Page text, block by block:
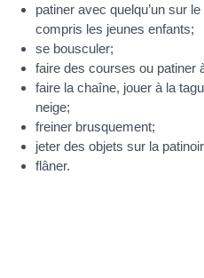
patiner avec quelqu’un sur
compris les jeunes enfants;
se bousculer;
faire des courses ou patiner
faire la chaîne, jouer à la
neige;
freiner brusquement;
jeter des objets sur la
flâner.